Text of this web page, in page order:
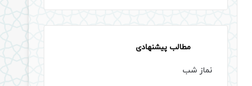
مطالب پیشنهادی
نماز شب